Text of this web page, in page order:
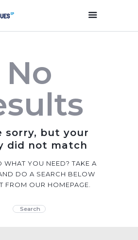
Y Plazas
No
sorry, but your
did not match
WHAT YOU NEED? TAKE A
DO A SEARCH BELOW
FROM OUR HOMEPAGE